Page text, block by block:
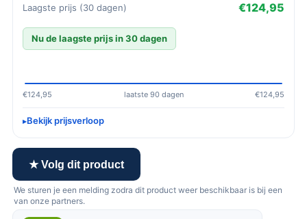
Laagste prijs (30 dagen) €124,95
Nu de laagste prijs in 30 dagen
€124,95 laatste 90 dagen €124,95
Bekijk prijsverloop
★ Volg dit product
We sturen je een melding zodra dit product weer beschikbaar is bij een
van onze partners.